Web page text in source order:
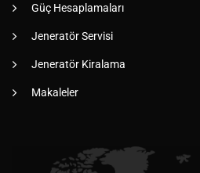
Güç Hesaplamaları
Jeneratör Servisi
Jeneratör Kiralama
Makaleler